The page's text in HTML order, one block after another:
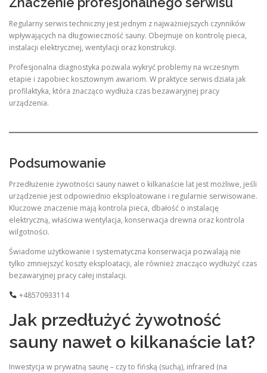
Regularny serwis techniczny jest jednym z najważniejszych czynników
wpływających na długowieczność sauny. Obejmuje on kontrolę pieca,
instalacji elektrycznej, wentylacji oraz konstrukcji.
Profesjonalna diagnostyka pozwala wykryć problemy na wczesnym
etapie i zapobiec kosztownym awariom. W praktyce serwis działa jak
profilaktyka, która znacząco wydłuża czas bezawaryjnej pracy
urządzenia.
Podsumowanie
Przedłużenie żywotności sauny nawet o kilkanaście lat jest możliwe, jeśli
urządzenie jest odpowiednio eksploatowane i regularnie serwisowane.
Kluczowe znaczenie mają kontrola pieca, dbałość o instalację
elektryczną, właściwa wentylacja, konserwacja drewna oraz kontrola
wilgotności.
Świadome użytkowanie i systematyczna konserwacja pozwalają nie
tylko zmniejszyć koszty eksploatacji, ale również znacząco wydłużyć czas
bezawaryjnej pracy całej instalacji.
+48570933114
Jak przedłużyć żywotność
sauny nawet o kilkanaście lat?
Inwestycja w prywatną saunę – czy to fińską (suchą), infrared (na